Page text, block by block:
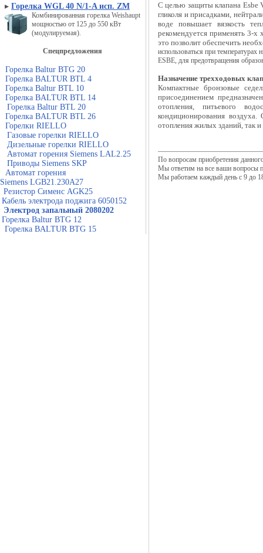
▸ Горелка WGL 40 N/1-A исп. ZM
Комбинированная горелка Weishaupt
мощностью от 125 до 550 кВт
(модулируемая).
Спецпредложения
Горелка Baltur BTG 20
Горелка BALTUR BTL 4
Горелка Baltur BTL 10
Горелка BALTUR BTL 14
Горелка Baltur BTL 20
Горелка BALTUR BTL 26
Горелки RIELLO
Газовые горелки RIELLO
Дизельные горелки RIELLO
Автомат горения Siemens LAL2.25
Приводы Siemens SKP
Автомат горения
Siemens LGB21.230A27
Резистор Сименс AGK25
Кабель электрода поджига 6050152
Электрод запальный 2080202
Горелка Baltur BTG 12
Горелка BALTUR BTG 15
С целью защитыклапана Esbe
гликоля и присадками,
воде повышает вязкость
рекомендуется применять 3-x
это позволит обеспечить
использоваться при
ESBE, для предотвращения
Назначение трехходовых
Компактные бронзовые
присоединением
отопления, питьевого
кондиционирования
отопления жилых зданий, так
По вопросам приобретения
Мы ответим на все ваши вопросы
Мы работаем каждый день с 9 до